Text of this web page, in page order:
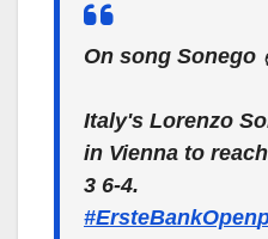
On song Sonego
Italy's Lorenzo
in Vienna to
3 6-4.
#ErsteBankOpen